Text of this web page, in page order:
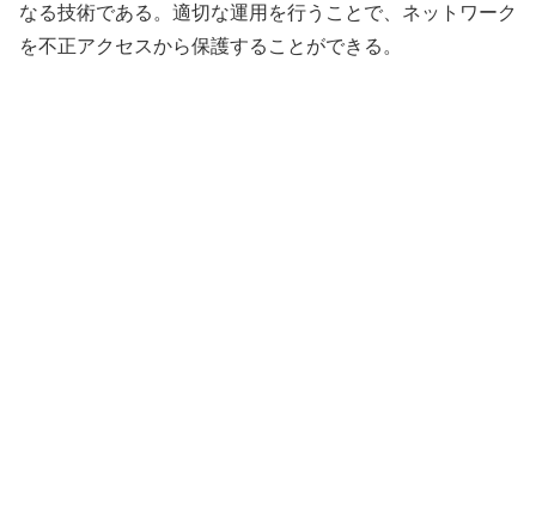
なる技術である。適切な運用を行うことで、ネットワーク
を不正アクセスから保護することができる。